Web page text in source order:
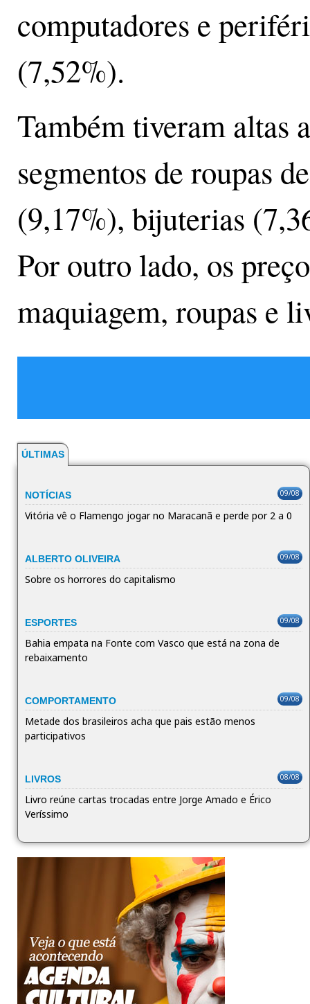
computadores e
(7,52%).
Também tiveram altas
segmentos de roupas
(9,17%), bijuterias
Por outro lado, os
maquiagem, roupas e
ÚLTIMAS
NOTÍCIAS 09/08
Vitória vê o Flamengo jogar no Maracanã e perde por 2 a 0
ALBERTO OLIVEIRA 09/08
Sobre os horrores do capitalismo
ESPORTES 09/08
Bahia empata na Fonte com Vasco que está na zona de
rebaixamento
COMPORTAMENTO 09/08
Metade dos brasileiros acha que pais estão menos
participativos
LIVROS 08/08
Livro reúne cartas trocadas entre Jorge Amado e Érico
Veríssimo